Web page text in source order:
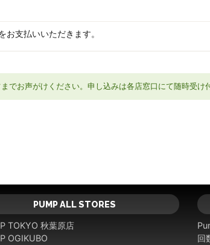
お支払いいただきます。
でお声がけください。申し込みは各店窓口にて随時受け
PUMP ALL STORES
TOKYO 秋葉原店
OGIKUBO
回